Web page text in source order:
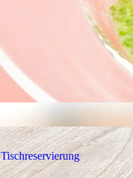
Tischreservierung